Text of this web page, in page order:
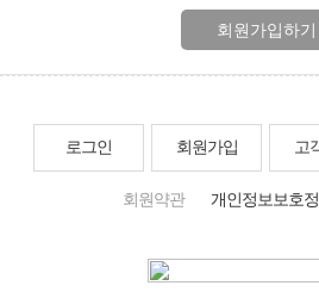
회원가입하기
로그인 회원가입 고
회원약관 개인정보보호